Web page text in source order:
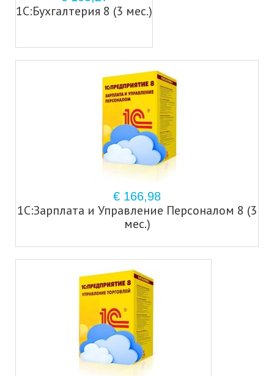
1С:Бухгалтерия 8 (3 мес.)
€ 166,98
1С:Зарплата и Управление Персоналом 8 (3
мес.)